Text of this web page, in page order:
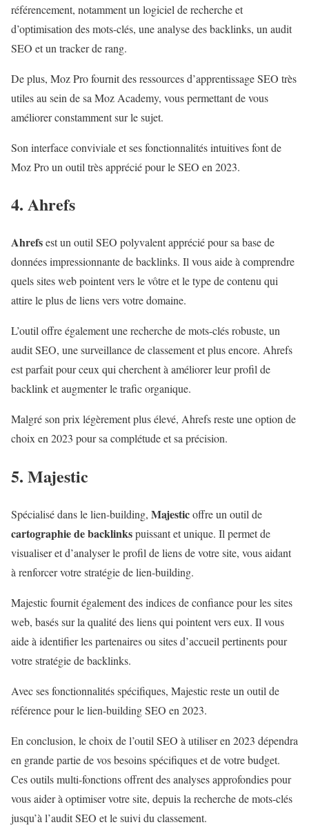
référencement, notamment un logiciel de recherche et
d’optimisation des mots-clés, une analyse des backlinks, un audit
SEO et un tracker de rang.
De plus, Moz Pro fournit des ressources d’apprentissage SEO très
utiles au sein de sa Moz Academy, vous permettant de vous
améliorer constamment sur le sujet.
Son interface conviviale et ses fonctionnalités intuitives font de
Moz Pro un outil très apprécié pour le SEO en 2023.
4. Ahrefs
Ahrefsest un outil SEO polyvalent apprécié pour sa base de
données impressionnante de backlinks. Il vous aide à comprendre
quels sites web pointent vers le vôtre et le type de contenu qui
attire le plus de liens vers votre domaine.
L’outil offre également une recherche de mots-clés robuste, un
audit SEO, une surveillance de classement et plus encore. Ahrefs
est parfait pour ceux qui cherchent à améliorer leur profil de
backlink et augmenter le trafic organique.
Malgré son prix légèrement plus élevé, Ahrefs reste une option de
choix en 2023 pour sa complétude et sa précision.
5. Majestic
Spécialisé dans le lien-building, Majesticoffre un outil de
cartographie de backlinkspuissant et unique. Il permet de
visualiser et d’analyser le profil de liens de votre site, vous aidant
à renforcer votre stratégie de lien-building.
Majestic fournit également des indices de confiance pour les sites
web, basés sur la qualité des liens qui pointent vers eux. Il vous
aide à identifier les partenaires ou sites d’accueil pertinents pour
votre stratégie de backlinks.
Avec ses fonctionnalités spécifiques, Majestic reste un outil de
référence pour le lien-building SEO en 2023.
En conclusion, le choix de l’outil SEO à utiliser en 2023 dépendra
en grande partie de vos besoins spécifiques et de votre budget.
Ces outils multi-fonctions offrent des analyses approfondies pour
vous aider à optimiser votre site, depuis la recherche de mots-clés
jusqu’à l’audit SEO et le suivi du classement.